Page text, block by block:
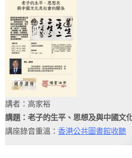
講者：高家裕
講題：老子的生平、思想及與中國文
講座錄音重溫： 香港公共圖書館收聽